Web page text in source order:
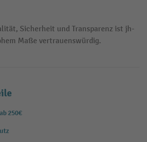
Sicherheit und Transparenz ist jh-
Maße vertrauenswürdig.
250€